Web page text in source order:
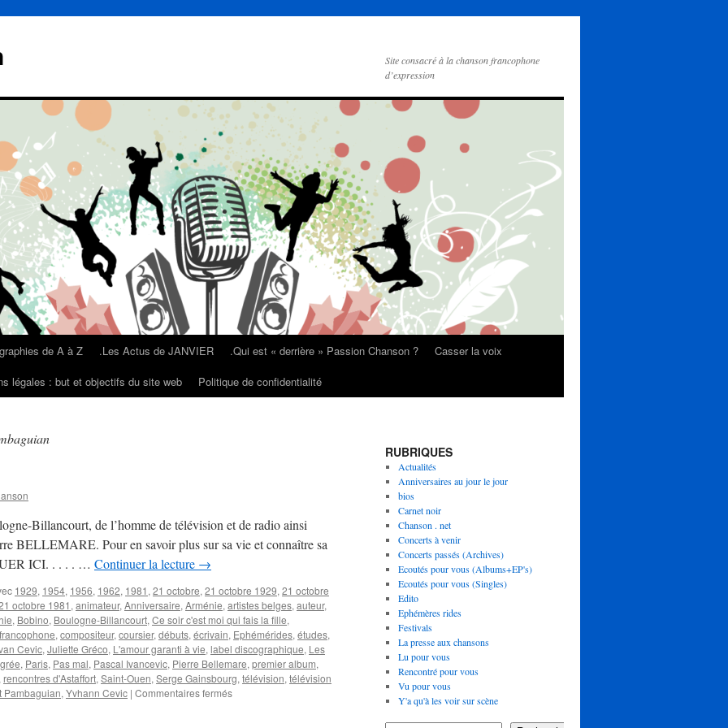
Site consacré à la chanson francophone
d’expression
de A à Z .Les Actus de JANVIER .Qui est « derrière » Passion Chanson ?
Casser la voix
légales : but et objectifs du site web Politique de confidentialité
Billancourt, de l’homme de télévision et de radio ainsi
BELLEMARE. Pour en savoir plus sur sa vie et connaître sa
ICI. . . . . … Continuer la lecture →
1929, 1954, 1956, 1962, 1981 , 21 octobre, 21 octobre 1929, 21 octobre
octobre 1981 , animateur, Anniversaire, Arménie, artistes belges, auteur,
, Bobino, Boulogne-Billancourt, Ce soir c'est moi qui fais la fille,
, compositeur, coursier, débuts, écrivain, Ephémérides, études,
Cevic, Juliette Gréco, L'amour garanti à vie, label discographique, Les
, Paris, Pas mal, Pascal Ivancevic, Pierre Bellemare, premier album,
rencontres d'Astaffort, Saint-Ouen, Serge Gainsbourg, télévision, télévision
Pambaguian, Yvhann Cevic | Commentaires ferméssur
RUBRIQUES
Actualités
Anniversaires au jour le jour
bios
Carnet noir
Chanson . net
Concerts à venir
Concerts passés (Archives)
Ecoutés pour vous (Albums+EP's)
Ecoutés pour vous (Singles)
Edito
Ephémères rides
Festivals
La presse aux chansons
Lu pour vous
Rencontré pour vous
Vu pour vous
Y'a qu'à les voir sur scène